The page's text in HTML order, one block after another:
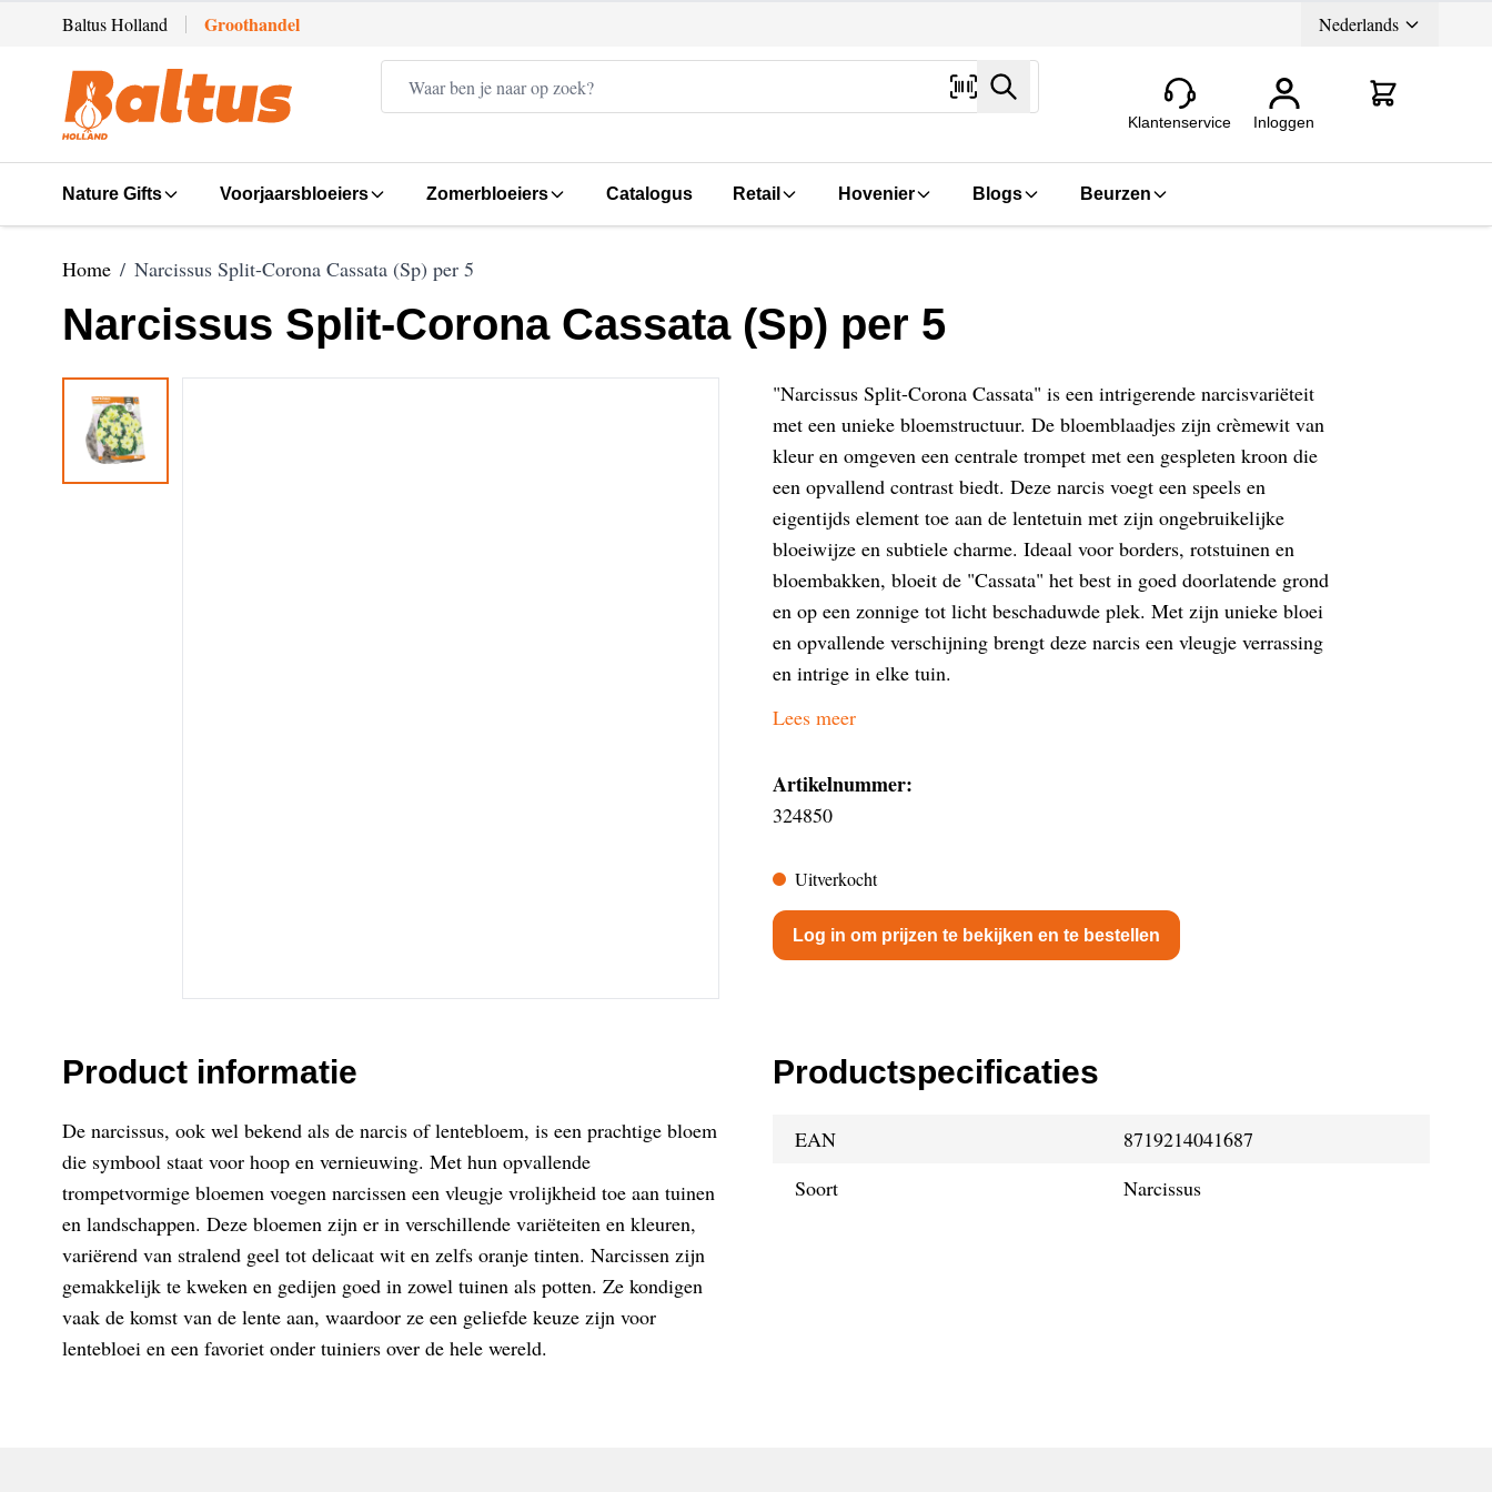
Ga direct door naar de inhoud
Baltus Holland Groothandel Nederlands
Zoeken
Klantenservice Inloggen
Nature Gifts Voorjaarsbloeiers Zomerbloeiers Catalogus Retail Hovenier Blogs Beurzen
Home / Narcissus Split-Corona Cassata (Sp) per 5
Narcissus Split-Corona Cassata (Sp) per 5
"Narcissus Split-Corona Cassata" is een intrigerende narcisvariëteit
met een unieke bloemstructuur. De bloemblaadjes zijn crèmewit van
kleur en omgeven een centrale trompet met een gespleten kroon die
een opvallend contrast biedt. Deze narcis voegt een speels en
eigentijds element toe aan de lentetuin met zijn ongebruikelijke
bloeiwijze en subtiele charme. Ideaal voor borders, rotstuinen en
bloembakken, bloeit de "Cassata" het best in goed doorlatende grond
en op een zonnige tot licht beschaduwde plek. Met zijn unieke bloei
en opvallende verschijning brengt deze narcis een vleugje verrassing
en intrige in elke tuin.
Lees meer
Artikelnummer:
324850
Uitverkocht
Log in om prijzen te bekijken en te bestellen
Product informatie
De narcissus, ook wel bekend als de narcis of lentebloem, is een prachtige bloem
die symbool staat voor hoop en vernieuwing. Met hun opvallende
trompetvormige bloemen voegen narcissen een vleugje vrolijkheid toe aan tuinen
en landschappen. Deze bloemen zijn er in verschillende variëteiten en kleuren,
variërend van stralend geel tot delicaat wit en zelfs oranje tinten. Narcissen zijn
gemakkelijk te kweken en gedijen goed in zowel tuinen als potten. Ze kondigen
vaak de komst van de lente aan, waardoor ze een geliefde keuze zijn voor
lentebloei en een favoriet onder tuiniers over de hele wereld.
Productspecificaties
EAN
8719214041687
Soort
Narcissus